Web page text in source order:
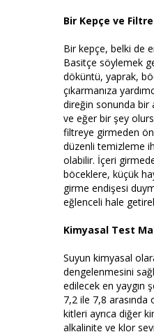
Bir Kepçe ve
Bir kepçe, belki de
Basitçe söylemek
döküntü, yaprak,
çıkarmanıza
direğin sonunda bir
ve eğer bir şey
filtreye girmeden
düzenli temizleme
olabilir. İçeri
böceklere, küçük
girme endişesi
eğlenceli hale
Kimyasal Test
Suyun kimyasal
dengelenmesini
edilecek en yaygın
7,2 ile 7,8 arasında
kitleri ayrıca diğer
alkalinite ve klor